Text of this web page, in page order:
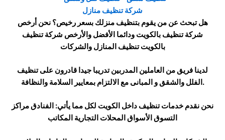
هل تبحث عن من يقوم بتنظيف منزلك بسعر رخيص؟ نحن أرخص
شركة تنظيف بالكويت ودائما الأفضل والأرخص شركة تنظيف
بالكويت تنظيف المنازل والشركات
لدينا فريق من العاملين المدربين تدريبا جيدا قادرون على تنظيف
الفلل والشقق و المبانى مع الالتزام بمعايير السلامة والنظافة.
نحن نقدم خدمات تنظيف داخل الكويت لكل مما يأتي: الفنادق مراكز
التسوق الأسواق المحلات التجارية المكاتب